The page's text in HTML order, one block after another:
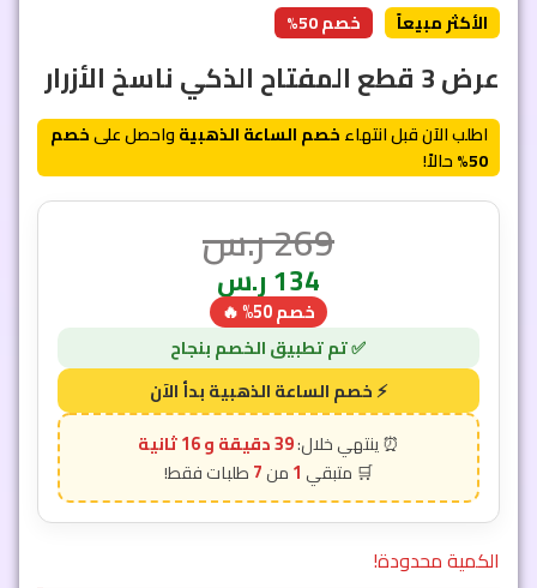
الأكثر مبيعاً خصم 50%
عرض 3 قطع المفتاح الذكي ناسخ الأزرار
اطلب الآن قبل انتهاءخصم الساعة الذهبيةواحصل علىخصم
50% حالاً!
269ر.س
134ر.س
خصم 50% 🔥
39 دقيقة و 15 ثانية
1
7
الكمية محدودة!